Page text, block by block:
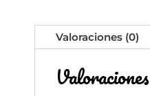
Niños
–
26
dB-
Valoraciones (0)
Valoraciones